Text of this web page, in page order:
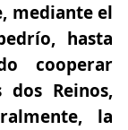
mediante el
hasta
cooperar
Reinos,
la